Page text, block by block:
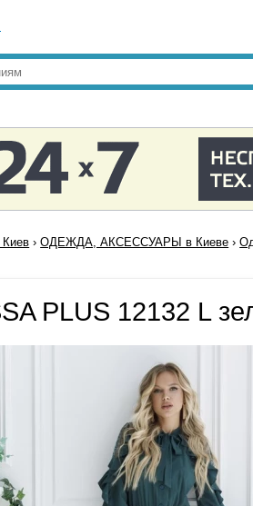
Киев ›ОДЕЖДА, АКСЕССУАРЫ в Киеве ›
PLUS 12132 L